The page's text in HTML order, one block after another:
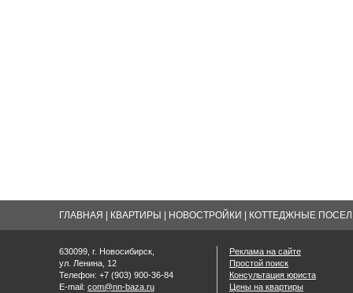
ГЛАВНАЯ КВАРТИРЫ НОВОСТРОЙКИ КОТТЕДЖНЫЕ
630099, г. Новосибирск,
ул. Ленина, 12
Телефон: +7 (903) 900-36-84
E-mail: com@nn-baza.ru
Реклама на сайте
Простой поиск
Консультация юриста
Цены на квартиры